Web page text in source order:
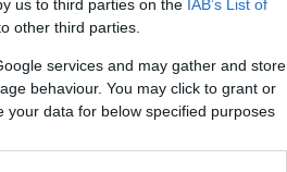
us to third parties on the IAB’s List of
other third parties.
services and may gather and store
behaviour. You may click to grant or
data for below specified purposes
έφτασαν
Ο
την